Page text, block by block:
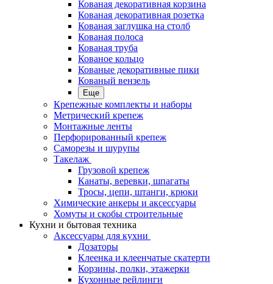
Кованая декоративная корзина
Кованая декоративная розетка
Кованая заглушка на столб
Кованая полоса
Кованая труба
Кованое кольцо
Кованые декоративные пики
Кованый вензель
Еще
Крепежные комплекты и наборы
Метрический крепеж
Монтажные ленты
Перфорированный крепеж
Саморезы и шурупы
Такелаж
Грузовой крепеж
Канаты, веревки, шпагаты
Тросы, цепи, штанги, крюки
Химические анкеры и аксессуары
Хомуты и скобы строительные
Кухни и бытовая техника
Аксессуары для кухни
Дозаторы
Клеенка и клеенчатые скатерти
Корзины, полки, этажерки
Кухонные рейлинги